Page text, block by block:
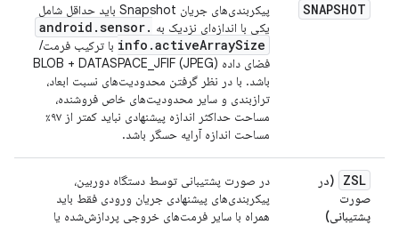
SNAPSHOT
پیکربندی‌های جریان Snapshot باید حداقل شامل
یکی با اندازه‌ای نزدیک به
android .sensor.
info .activeArraySize
با ترکیب فرمت/
فضای داده BLOB + DATASPACE_JFIF (JPEG)
باشد. با در نظر گرفتن محدودیت‌های نسبت ابعاد،
ترازبندی و سایر محدودیت‌های خاص فروشنده،
مساحت حداکثر اندازه پیشنهادی نباید کمتر از ۹۷٪
مساحت اندازه آرایه حسگر باشد.
ZSL
(در
صورت
پشتیبانی)
در صورت پشتیبانی توسط دستگاه دوربین،
پیکربندی‌های پیشنهادی جریان ورودی فقط باید
همراه با سایر فرمت‌های خروجی پردازش‌شده یا